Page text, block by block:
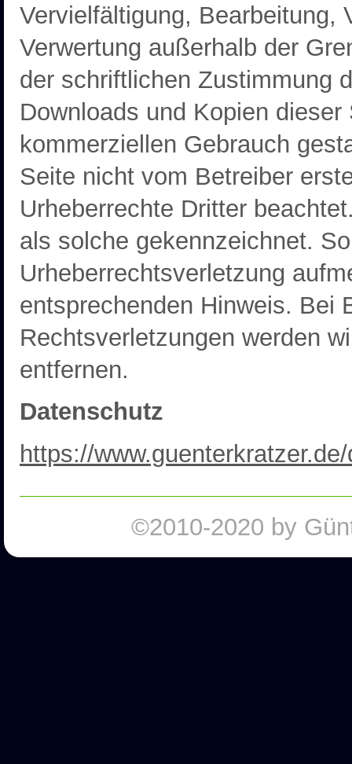
Vervielfältigung, Bearbeitung,
Verwertung außerhalb der
der schriftlichen Zustimmung
Downloads und Kopien
kommerziellen Gebrauch
Seite nicht vom Betreiber
Urheberrechte Dritter
als solche gekennzeichnet.
Urheberrechtsverletzung
entsprechenden Hinweis. Bei
Rechtsverletzungen werden
entfernen.
Datenschutz
https://
©2010-2020 by